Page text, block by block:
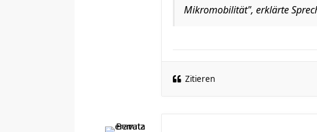
Mikromobilität", erklärte
Zitieren